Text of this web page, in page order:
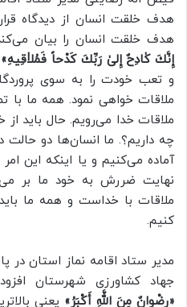
هدف خلقت انسان از دیدگاه
هدف خلقت انسان را بیان
إِنَّكَ كٰادِحٌ إِلىٰ رَبِّكَ كَدْحاً فَمُلاٰقِيهِ»
و تعب خودت را به سوى
ملاقات خواهى نمود. همه ما با
ملاقات خدا می‌رویم. حال باید از
چه داریم؟. ما انسان‌ها دو حالت
آماده می‌کنیم و یا اینکه این
نهایت ضررش به خود ما بر
ملاقات با خداست و همه ما باید
کنیم.
مدیر ستاد اقامه نماز استان در
جهاد کشاورزی شهرستان
«رِضْوانٌ مِنَ اللَّهِ أَكْبَرُ» یعنی